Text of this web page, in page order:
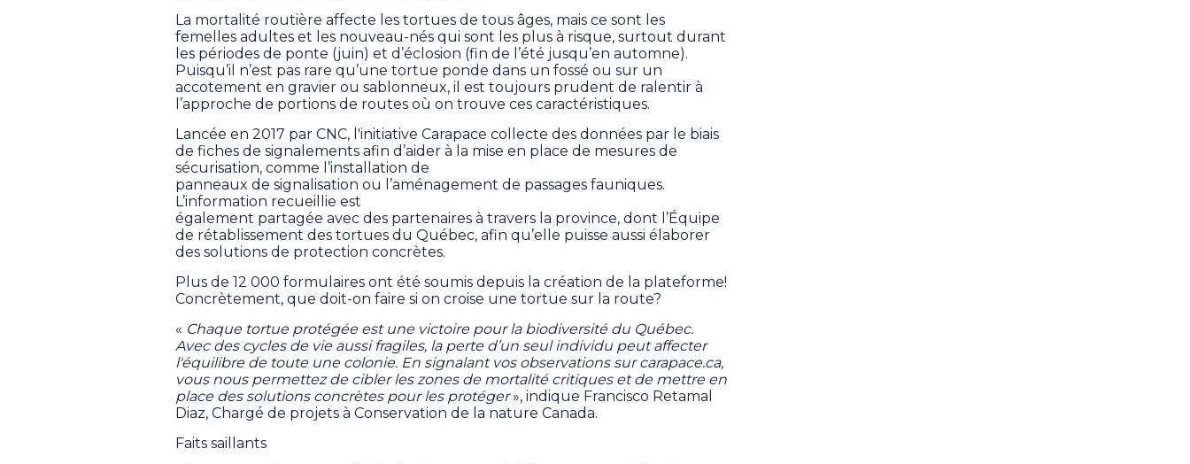
La mortalité routière affecte les tortues de tous âges, mais ce sont les
femelles adultes et les nouveau-nés qui sont les plus à risque, surtout durant
les périodes de ponte (juin) et d’éclosion (fin de l’été jusqu’en automne).
Puisqu’il n’est pas rare qu’une tortue ponde dans un fossé ou sur un
accotement en gravier ou sablonneux, il est toujours prudent de ralentir à
l’approche de portions de routes où on trouve ces caractéristiques.
Lancée en 2017 par CNC, l'initiative Carapace collecte des données par le biais
de fiches de signalements afin d’aider à la mise en place de mesures de
sécurisation, comme l’installation de
panneaux de signalisation ou l’aménagement de passages fauniques.
L’information recueillie est
également partagée avec des partenaires à travers la province, dont l’Équipe
de rétablissement des tortues du Québec, afin qu’elle puisse aussi élaborer
des solutions de protection concrètes.
Plus de 12 000 formulaires ont été soumis depuis la création de la plateforme!
Concrètement, que doit-on faire si on croise une tortue sur la route?
« Chaque tortue protégée est une victoire pour la biodiversité du Québec.
Avec des cycles de vie aussi fragiles, la perte d’un seul individu peut affecter
l'équilibre de toute une colonie. En signalant vos observations sur carapace.ca,
vous nous permettez de cibler les zones de mortalité critiques et de mettre en
place des solutions concrètes pour les protéger», indique Francisco Retamal
Diaz, Chargé de projets à Conservation de la nature Canada.
Faits saillants